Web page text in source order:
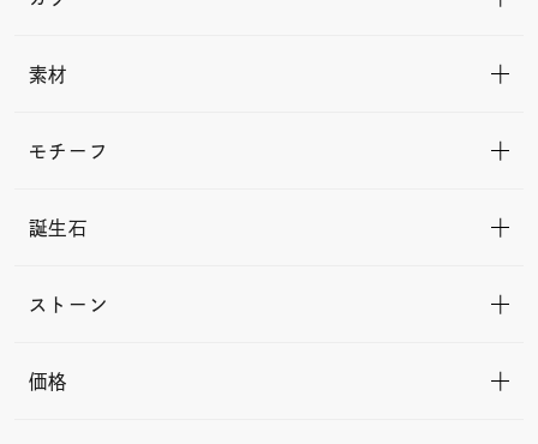
素材
モチーフ
誕生石
ストーン
価格